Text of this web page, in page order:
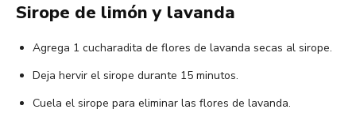
Sirope de limón y lavanda
Agrega 1 cucharadita de flores de lavanda secas al sirope.
Deja hervir el sirope durante 15 minutos.
Cuela el sirope para eliminar las flores de lavanda.